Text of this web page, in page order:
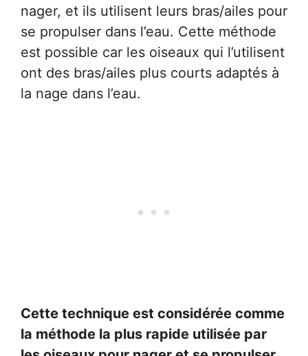
nager, et ils utilisent leurs bras/ailes pour
se propulser dans l’eau. Cette méthode
est possible car les oiseaux qui l’utilisent
ont des bras/ailes plus courts adaptés à
la nage dans l’eau.
Cette technique est considérée comme
la méthode la plus rapide utilisée par